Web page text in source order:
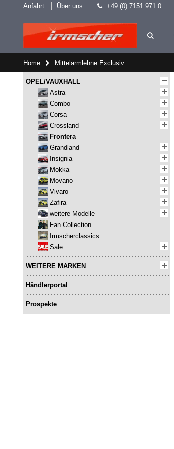
Anfahrt Über uns +49 (0) 7151 971 0
Home Mittelarmlehne Exclusiv
OPEL/VAUXHALL
Astra
Combo
Corsa
Crossland
Frontera
Grandland
Insignia
Mokka
Movano
Vivaro
Zafira
weitere Modelle
Fan Collection
Irmscherclassics
Sale
WEITERE MARKEN
Händlerportal
Prospekte